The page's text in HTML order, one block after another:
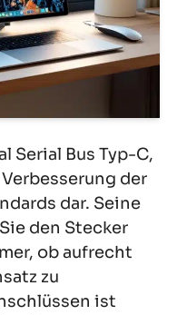
Serial Bus Typ-C,
der
dar. Seine
den Stecker
ob aufrecht
zu
ist